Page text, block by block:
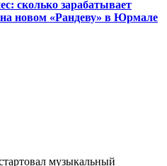
сколько зарабатывает
новом «Рандеву» в Юрмале
музыкальный